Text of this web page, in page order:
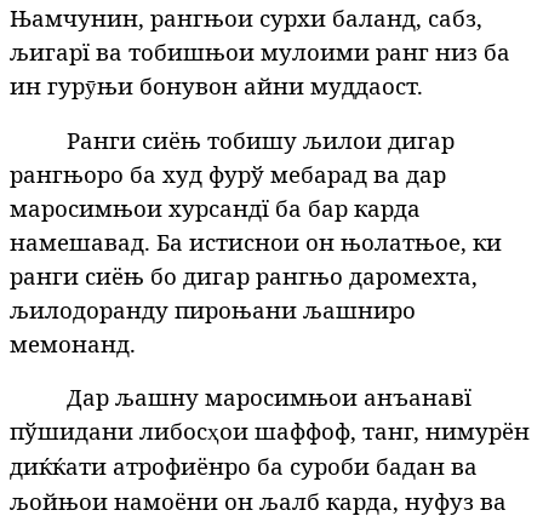
Њамчунин, рангњои сурхи баланд, сабз,
љигарї ва тобишњои мулоими ранг низ ба
ин гурӯњи бонувон айни муддаост.
Ранги сиёњ тобишу љилои дигар
рангњоро ба худ фурў мебарад ва дар
маросимњои хурсандї ба бар карда
намешавад. Ба истиснои он њолатњое, ки
ранги сиёњ бо дигар рангњо даромехта,
љилодоранду пироњани љашниро
мемонанд.
Дар љашну маросимњои анъанавї
пўшидани либосҳои шаффоф, танг, нимурён
диќќати атрофиёнро ба суроби бадан ва
љойњои намоёни он љалб карда, нуфуз ва